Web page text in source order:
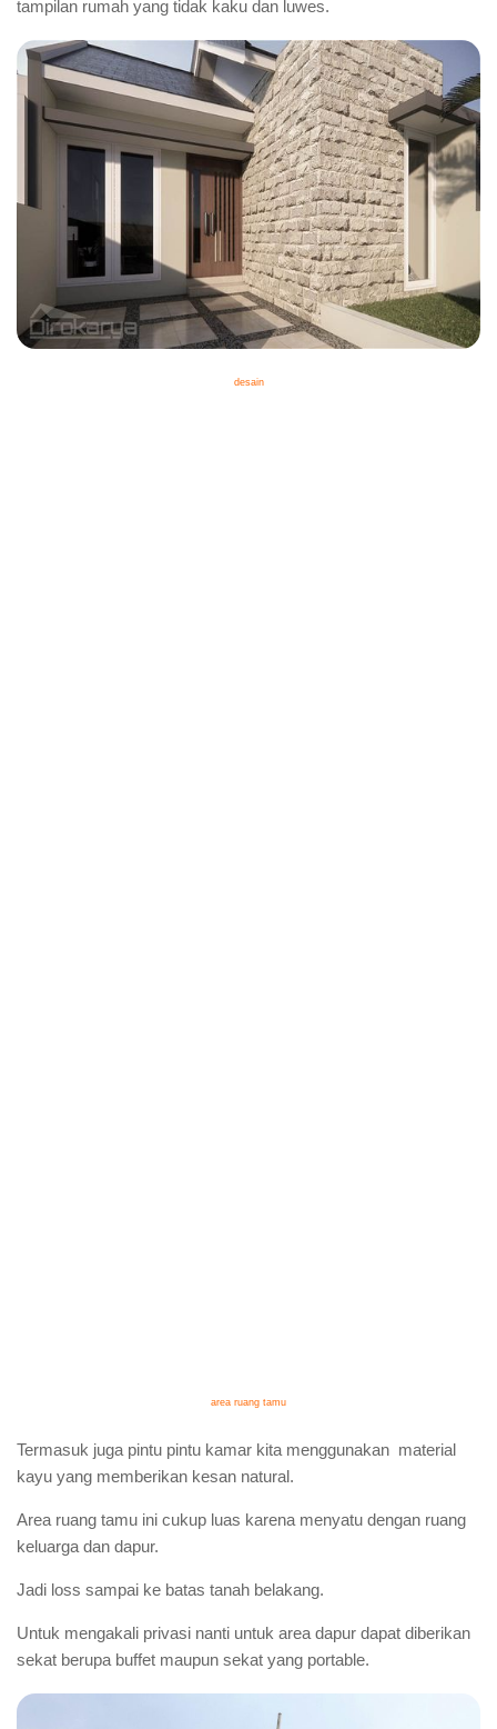
tampilan rumah yang tidak kaku dan luwes.
desain
area ruang tamu
Termasuk juga pintu pintu kamar kita menggunakan material
kayu yang memberikan kesan natural.
Area ruang tamu ini cukup luas karena menyatu dengan ruang
keluarga dan dapur.
Jadi loss sampai ke batas tanah belakang.
Untuk mengakali privasi nanti untuk area dapur dapat diberikan
sekat berupa buffet maupun sekat yang portable.